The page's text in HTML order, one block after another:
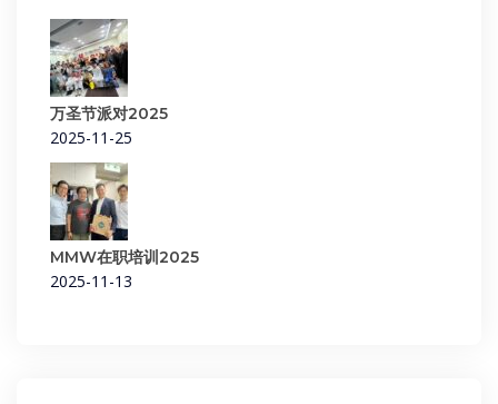
万圣节派对2025
2025-11-25
MMW在职培训2025
2025-11-13